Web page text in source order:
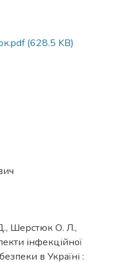
(628.5 KB)
Шерстюк О. Л.,
інфекційної
в Україні :